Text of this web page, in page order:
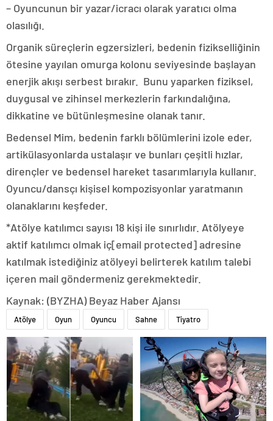
– Oyuncunun bir yazar/icracı olarak yaratıcı olma
olasılığı.
Organik süreçlerin egzersizleri, bedenin fizikselliğinin
ötesine yayılan omurga kolonu seviyesinde başlayan
enerjik akışı serbest bırakır. Bunu yaparken fiziksel,
duygusal ve zihinsel merkezlerin farkındalığına,
dikkatine ve bütünleşmesine olanak tanır.
Bedensel Mim, bedenin farklı bölümlerini izole eder,
artikülasyonlarda ustalaşır ve bunları çeşitli hızlar,
dirençler ve bedensel hareket tasarımlarıyla kullanır.
Oyuncu/dansçı kişisel kompozisyonlar yaratmanın
olanaklarını keşfeder.
*Atölye katılımcı sayısı 18 kişi ile sınırlıdır. Atölyeye
aktif katılımcı olmak iç[email protected] adresine
katılmak istediğiniz atölyeyi belirterek katılım talebi
içeren mail göndermeniz gerekmektedir.
Kaynak: (BYZHA) Beyaz Haber Ajansı
Atölye Oyun Oyuncu Sahne Tiyatro